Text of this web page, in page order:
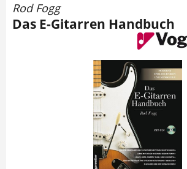
Rod Fogg
Das E-Gitarren Handbuch